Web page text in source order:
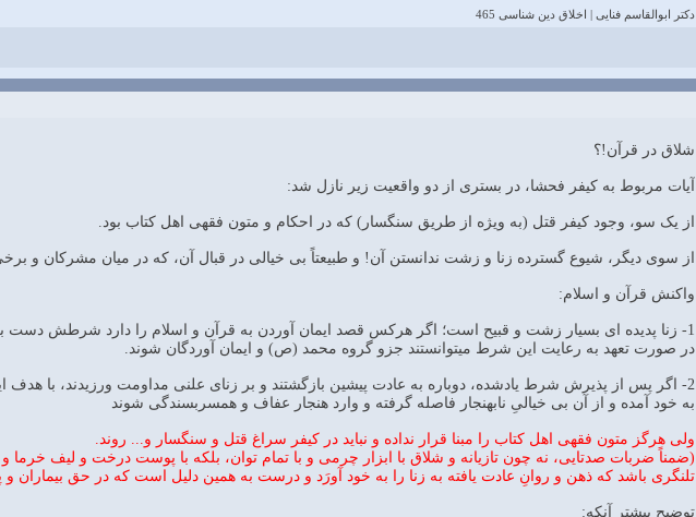
دکتر ابوالقاسم فنایی | اخلاق دین شناسی 465
شلاق در قرآن!؟
آیات مربوط به کیفر فحشا، در بستری از دو واقعیت زیر نازل شد:
از یک سو، وجود کیفر قتل (به ویژه از طریق سنگسار) که در احکام و متون فقهی اهل کتاب بود.
از سوی دیگر، شیوع گسترده زنا و زشت ندانستن آن! و طبیعتاً بی خیالی در قبال آن، که در میان مشرکان و
واکنش قرآن و اسلام:
1- زنا پدیده ای بسیار زشت و قبیح است؛ اگر هرکس قصد ایمان آوردن به قرآن و اسلام را دارد شرطش
در صورت تعهد به رعایت این شرط میتوانستند جزو گروه محمد (ص) و ایمان آوردگان شوند.
2- اگر پس از پذیرش شرط یادشده، دوباره به عادت پیشین بازگشتند و بر زنای علنی مداومت ورزیدند، با هدف
به خود آمده و از آن بی خیالیِ نابهنجار فاصله گرفته و وارد هنجار عفاف و همسربسندگی شوند
ولی هرگز متون فقهی اهل کتاب را مبنا قرار نداده و نباید در کیفر سراغ قتل و سنگسار و... روند.
(ضمناً ضربات صدتایی، نه چون تازیانه و شلاق با ابزار چرمی و با تمام توان، بلکه با پوست درخت و لیف
تلنگری باشد که ذهن و روانِ عادت یافته به زنا را به خود آورَد و درست به همین دلیل است که در حق بیماران و
توضيح بيشتر آنكه: